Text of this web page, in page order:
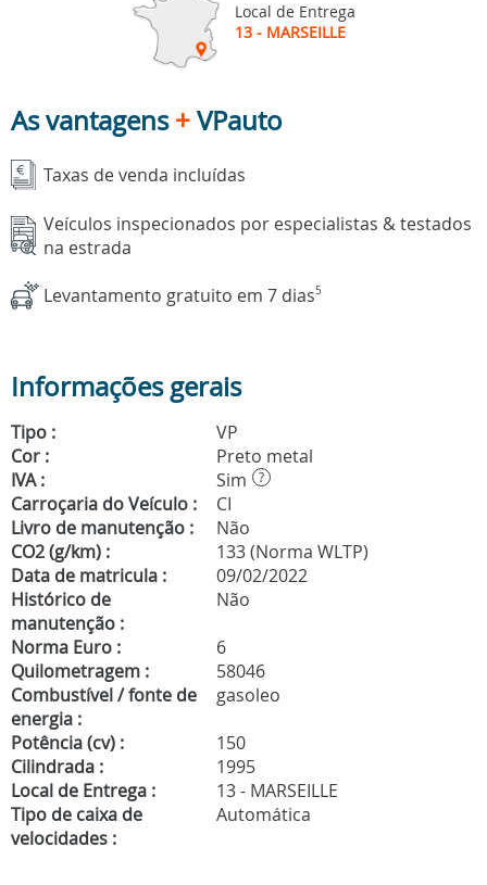
Local de Entrega
13 - MARSEILLE
As vantagens+VPauto
Taxas de venda incluídas
Veículos inspecionados por especialistas & testados
na estrada
Levantamento gratuito em 7 dias5
Informações gerais
Tipo :
VP
Cor :
Preto metal
IVA :
Sim ?
Carroçaria do Veículo :
CI
Livro de manutenção :
Não
CO2 (g/km) :
133 (Norma WLTP)
Data de matricula :
09/02/2022
Histórico de
manutenção :
Não
Norma Euro :
6
Quilometragem :
58046
Combustível / fonte de
energia :
gasoleo
Potência (cv) :
150
Cilindrada :
1995
Local de Entrega :
13 - MARSEILLE
Tipo de caixa de
velocidades :
Automática